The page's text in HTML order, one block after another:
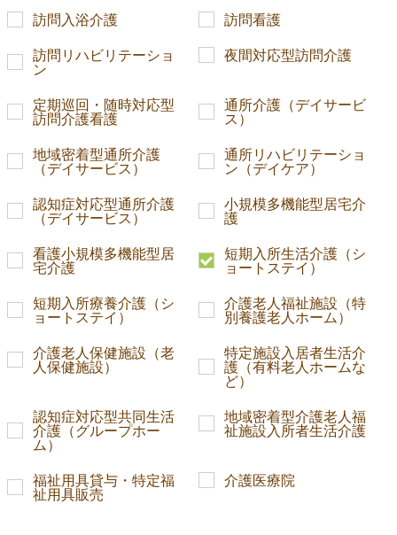
訪問入浴介護 訪問看護
訪問リハビリテーショ
ン
夜間対応型訪問介護
定期巡回・随時対応型
訪問介護看護
通所介護（デイサービ
ス）
地域密着型通所介護
（デイサービス）
通所リハビリテーショ
ン（デイケア）
認知症対応型通所介護
（デイサービス）
小規模多機能型居宅介
護
看護小規模多機能型居
宅介護
短期入所生活介護（シ
ョートステイ）
短期入所療養介護（シ
ョートステイ）
介護老人福祉施設（特
別養護老人ホーム）
介護老人保健施設（老
人保健施設）
特定施設入居者生活介
護（有料老人ホームな
ど）
認知症対応型共同生活
介護（グループホー
ム）
地域密着型介護老人福
祉施設入所者生活介護
福祉用具貸与・特定福
祉用具販売
介護医療院